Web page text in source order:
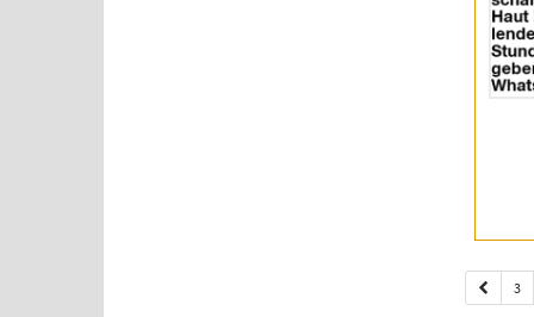
Anzeige
2062222
anzeigen
3